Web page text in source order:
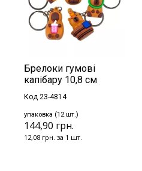
Брелоки гумові
капібару 10,8 см
Код 23-4814
упаковка (12 шт.)
144,90 грн.
12,08 грн. за 1 шт.